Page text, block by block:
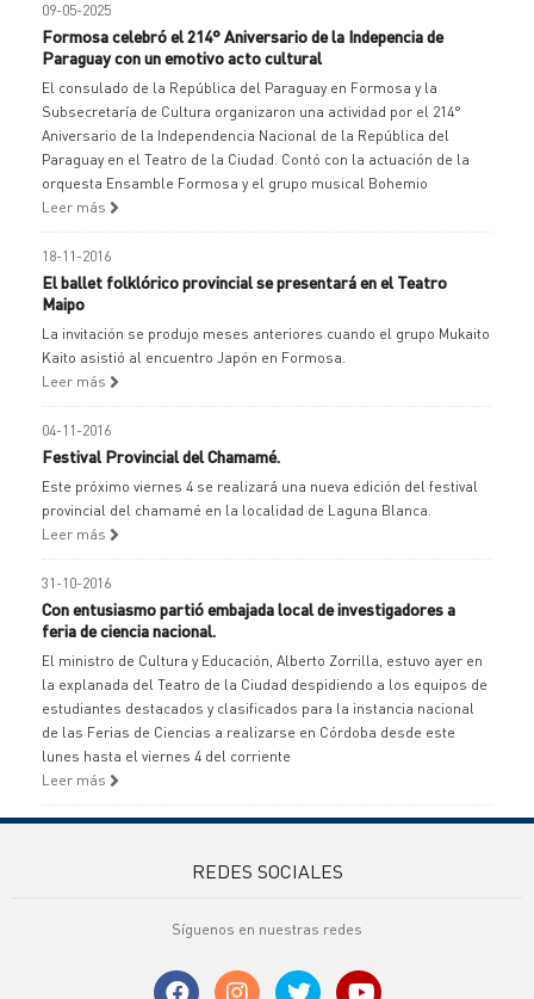
09-05-2025
Formosa celebró el 214° Aniversario de la Indepencia de
Paraguay con un emotivo acto cultural
El consulado de la República del Paraguay en Formosa y la
Subsecretaría de Cultura organizaron una actividad por el 214°
Aniversario de la Independencia Nacional de la República del
Paraguay en el Teatro de la Ciudad. Contó con la actuación de la
orquesta Ensamble Formosa y el grupo musical Bohemio
Leer más
18-11-2016
El ballet folklórico provincial se presentará en el Teatro
Maipo
La invitación se produjo meses anteriores cuando el grupo Mukaito
Kaito asistió al encuentro Japón en Formosa.
Leer más
04-11-2016
Festival Provincial del Chamamé.
Este próximo viernes 4 se realizará una nueva edición del festival
provincial del chamamé en la localidad de Laguna Blanca.
Leer más
31-10-2016
Con entusiasmo partió embajada local de investigadores a
feria de ciencia nacional.
El ministro de Cultura y Educación, Alberto Zorrilla, estuvo ayer en
la explanada del Teatro de la Ciudad despidiendo a los equipos de
estudiantes destacados y clasificados para la instancia nacional
de las Ferias de Ciencias a realizarse en Córdoba desde este
lunes hasta el viernes 4 del corriente
Leer más
REDES SOCIALES
Síguenos en nuestras redes